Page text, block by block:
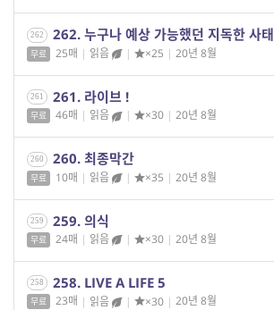
262 262. 누구나 예상 가능했던 지독한 사태
무료 25매 | 읽음 | ×25 | 20년 8월
261 261. 라이브 !
무료 46매 | 읽음 | ×30 | 20년 8월
260 260. 최종막간
무료 10매 | 읽음 | ×35 | 20년 8월
259 259. 의식
무료 24매 | 읽음 | ×30 | 20년 8월
258 258. LIVE A LIFE 5
무료 23매 | 읽음 | ×30 | 20년 8월